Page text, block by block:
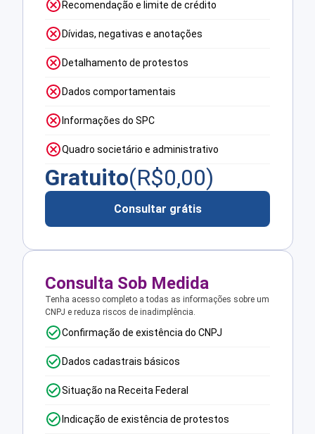
Recomendação e limite de crédito
Dívidas, negativas e anotações
Detalhamento de protestos
Dados comportamentais
Informações do SPC
Quadro societário e administrativo
Gratuito(R$0,00)
Consultar grátis
Consulta Sob Medida
Tenha acesso completo a todas as informações sobre um
CNPJ e reduza riscos de inadimplência.
Confirmação de existência do CNPJ
Dados cadastrais básicos
Situação na Receita Federal
Indicação de existência de protestos